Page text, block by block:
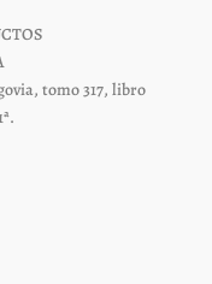
tomo 317, libro